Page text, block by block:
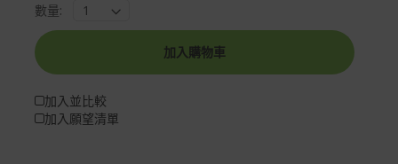
數量:
加入購物車
加入並比較
加入願望清單